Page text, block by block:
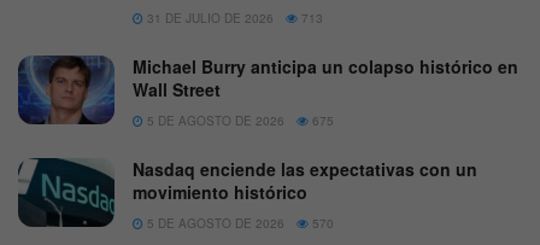
31 DE JULIO DE 2026 713
Michael Burry anticipa un colapso histórico en
Wall Street
5 DE AGOSTO DE 2026 675
Nasdaq enciende las expectativas con un
movimiento histórico
5 DE AGOSTO DE 2026 570